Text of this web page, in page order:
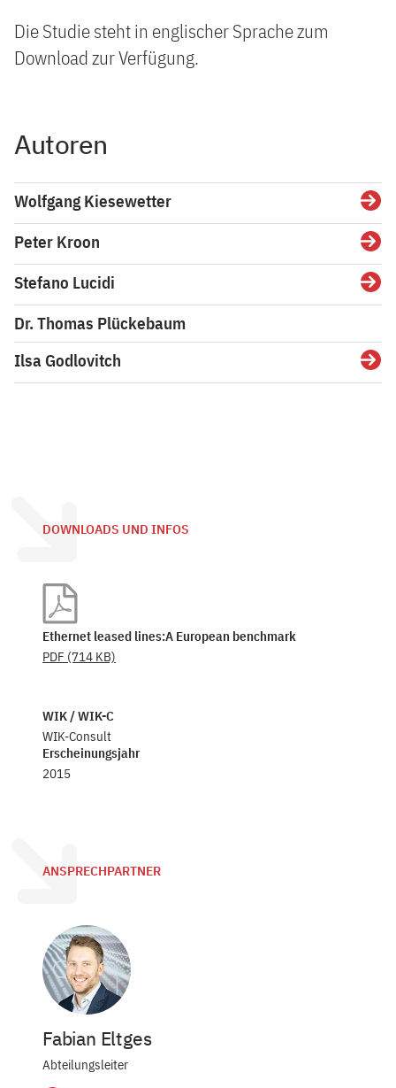
Die Studie steht in englischer Sprache zum
Download zur Verfügung.
Autoren
Wolfgang Kiesewetter
Peter Kroon
Stefano Lucidi
Dr. Thomas Plückebaum
Ilsa Godlovitch
DOWNLOADS UND INFOS
Ethernet leased lines:A European benchmark
PDF (714 KB)
WIK / WIK-C
WIK-Consult
Erscheinungsjahr
2015
ANSPRECHPARTNER
Fabian Eltges
Abteilungsleiter